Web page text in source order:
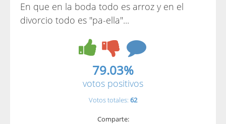
En que en la boda todo es arroz y en el
divorcio todo es "pa-ella"...
79.03%
votos positivos
Votos totales: 62
Comparte: